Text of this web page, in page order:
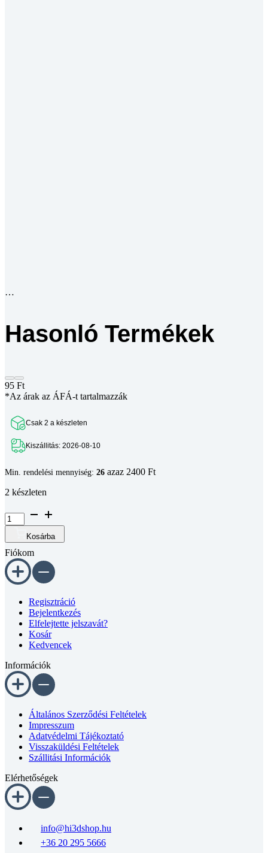
Hasonló Termékek
95Ft
*Az árak az ÁFÁ-t tartalmazzák
csavar
DIN
8.8
DSB
fekete
M8x20
mennyiség
Kosárba
Fiókom
Bejelentkezés
Elfelejtette jelszavát?
Kosár
Kedvencek
Impresszum
Adatvédelmi Tájékoztató
Visszaküldési Feltételek
Szállitási Információk
+36 20 295 5666
www.hi3dshop.hu